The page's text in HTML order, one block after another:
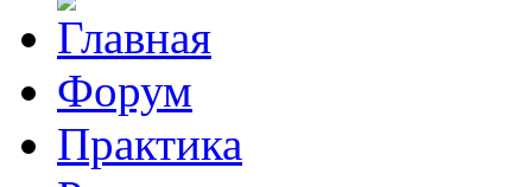
Форум
Практика